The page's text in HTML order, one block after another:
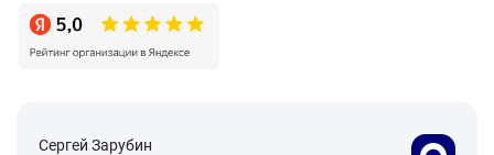
Сергей Зарубин